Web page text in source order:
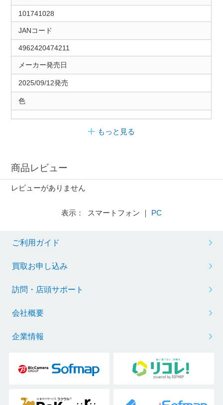
101741028
JANコード
4962420474211
メーカー発売日
2025/09/12発売
色
もっと見る
商品レビュー
レビューがありません
表示： スマートフォン ｜ PC
ご利用ガイド
買取お申し込み
訪問・店頭サポート
会社概要
企業情報